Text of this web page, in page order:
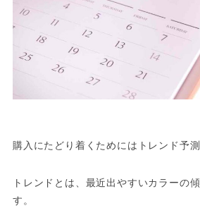
購入にたどり着くためにはトレンド予測
トレンドとは、最近出やすいカラーの
す。